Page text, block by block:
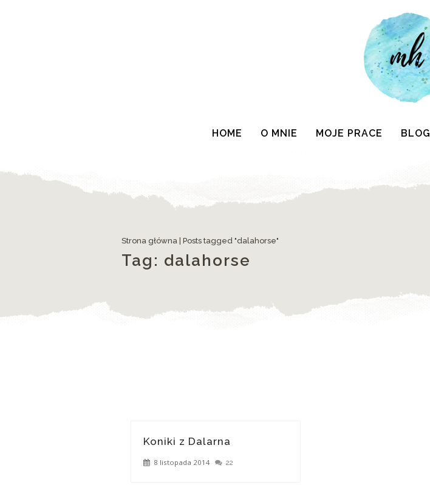
HOME O MNIE MOJE PRACE BLOG
Strona główna Posts tagged "dalahorse"
Tag: dalahorse
Koniki z Dalarna
8 listopada 2014 22